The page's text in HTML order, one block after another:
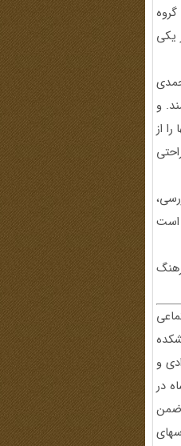
يكى
و
نام ناصر(4) ، پرونده‏ها را از
اوين منتقل كردند. در تاريخ 6/2/51، رئيس شعبه 7 بازرسى،
است
و
در
ضمن